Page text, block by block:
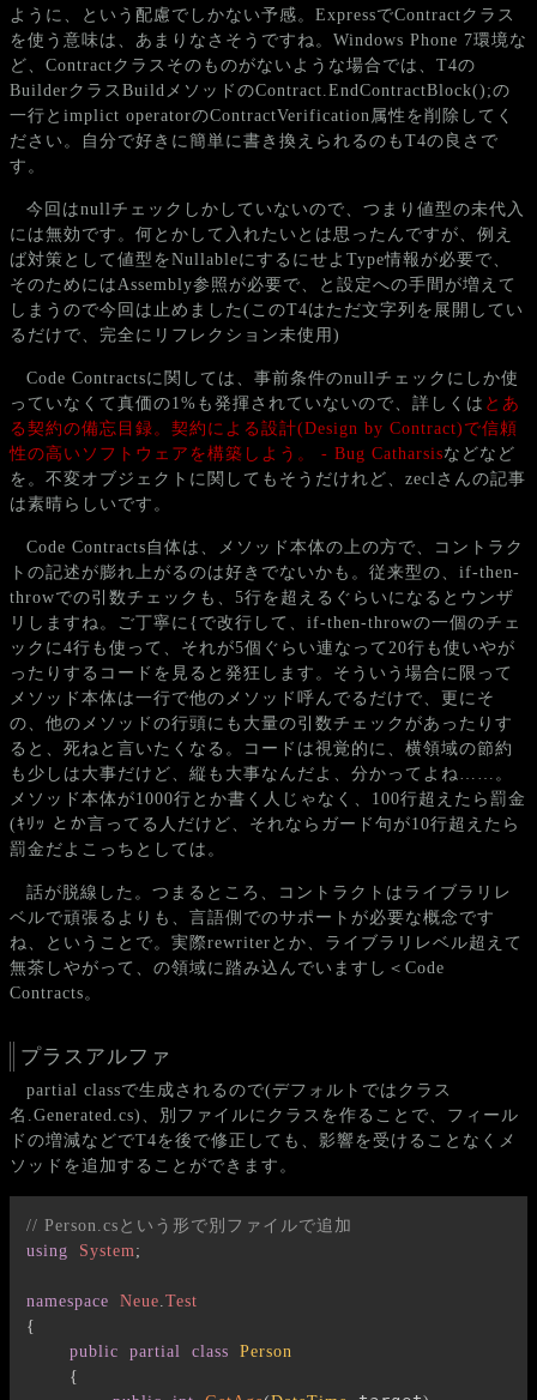
ように、という配慮でしかない予感。ExpressでContractクラス
を使う意味は、あまりなさそうですね。Windows Phone 7環境な
ど、Contractクラスそのものがないような場合では、T4の
BuilderクラスBuildメソッドのContract.EndContractBlock();の
一行とimplict operatorのContractVerification属性を削除してく
ださい。自分で好きに簡単に書き換えられるのもT4の良さで
す。
今回はnullチェックしかしていないので、つまり値型の未代入
には無効です。何とかして入れたいとは思ったんですが、例え
ば対策として値型をNullableにするにせよType情報が必要で、
そのためにはAssembly参照が必要で、と設定への手間が増えて
しまうので今回は止めました(このT4はただ文字列を展開してい
るだけで、完全にリフレクション未使用)
Code Contractsに関しては、事前条件のnullチェックにしか使
っていなくて真価の1%も発揮されていないので、詳しくは とあ
る契約の備忘目録。契約による設計(Design by Contract)で信頼
性の高いソフトウェアを構築しよう。 - Bug Catharsisなどなど
を。不変オブジェクトに関してもそうだけれど、zeclさんの記事
は素晴らしいです。
Code Contracts自体は、メソッド本体の上の方で、コントラク
トの記述が膨れ上がるのは好きでないかも。従来型の、if-then-
throwでの引数チェックも、5行を超えるぐらいになるとウンザ
リしますね。ご丁寧に{で改行して、if-then-throwの一個のチェ
ックに4行も使って、それが5個ぐらい連なって20行も使いやが
ったりするコードを見ると発狂します。そういう場合に限って
メソッド本体は一行で他のメソッド呼んでるだけで、更にそ
の、他のメソッドの行頭にも大量の引数チェックがあったりす
ると、死ねと言いたくなる。コードは視覚的に、横領域の節約
も少しは大事だけど、縦も大事なんだよ、分かってよね……。
メソッド本体が1000行とか書く人じゃなく、100行超えたら罰金
(ｷﾘｯ とか言ってる人だけど、それならガード句が10行超えたら
罰金だよこっちとしては。
話が脱線した。つまるところ、コントラクトはライブラリレ
ベルで頑張るよりも、言語側でのサポートが必要な概念です
ね、ということで。実際rewriterとか、ライブラリレベル超えて
無茶しやがって、の領域に踏み込んでいますし＜Code
Contracts。
プラスアルファ
partial classで生成されるので(デフォルトではクラス
名.Generated.cs)、別ファイルにクラスを作ることで、フィール
ドの増減などでT4を後で修正しても、影響を受けることなくメ
ソッドを追加することができます。
// Person.csという形で別ファイルで追加
using
System ;
namespace Neue Test
{
public
partial class
Person
{